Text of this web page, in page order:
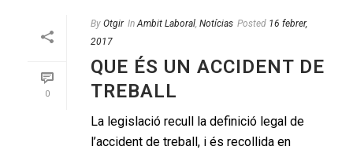
0
By Otgir In Ambit Laboral Notícias Posted 16 febrer,
2017
QUE ÉS UN ACCIDENT DE
TREBALL
La legislació recull la definició legal de
l’accident de treball, i és recollida en